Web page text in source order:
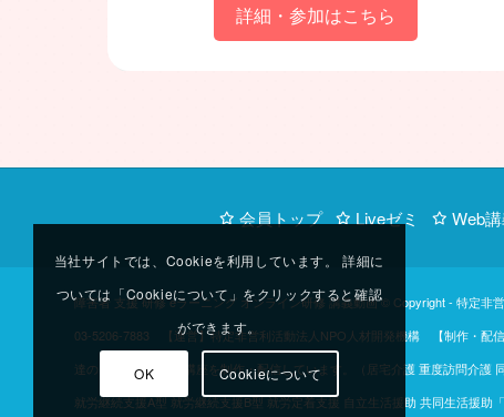
詳細・参加はこちら
会員トップ Liveゼミ Web
障害者 支援 研修 eラーニング オンライン研修 講義動画 © Copyright - 特定非
03-5206-7883 【運営】特定非営利活動法人NPO人材開発機構 【制作・配
達のご協力のもと、講座を制作・配信しています。（居宅介護 重度訪問介
就労継続支援A型 就労継続支援B型 就労定着支援 自立生活援助 共同生活援助
当社サイトでは、Cookieを利用しています。 詳細に
ついては「Cookieについて」をクリックすると確認
ができます。
OK Cookieについて